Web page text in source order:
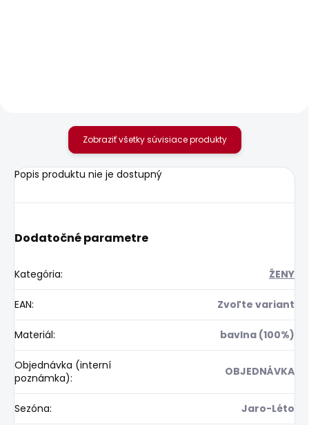
Zobraziť všetky súvisiace produkty
Popis produktu nie je dostupný
Dodatočné parametre
Kategória: ŽENY
EAN: Zvoľte variant
Materiál: bavlna (100%)
Objednávka (interní
poznámka): OBJEDNÁVKA
Sezóna: Jaro-Léto